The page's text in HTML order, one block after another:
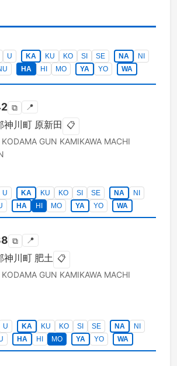
U KA KU KO SI SE NA
NI
HA HI MO YA YO WA
⧉ 📍
神川町 原新田 📋
KODAMA GUN KAMIKAWA MACHI
U KA KU KO SI SE NA
NI
HA HI MO YA YO WA
⧉ 📍
神川町 肥土 📋
KODAMA GUN KAMIKAWA MACHI
U KA KU KO SI SE NA
NI
HA HI MO YA YO WA